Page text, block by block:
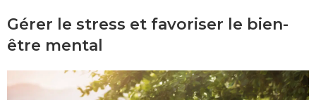
Gérer le stress et favoriser le bien-
être mental